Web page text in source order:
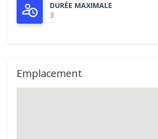
DURÉE MAXIMALE
3
Emplacement